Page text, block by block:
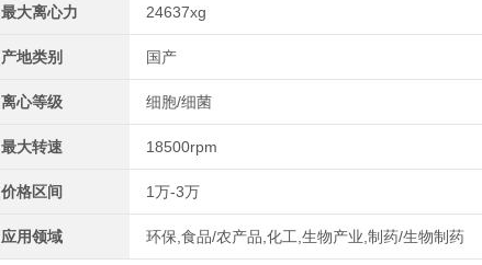
最大离心力 24637xg
产地类别 国产
离心等级 细胞/细菌
最大转速 18500rpm
价格区间 1万-3万
应用领域 环保,食品/农产品,化工,生物产业,制药/生物制药